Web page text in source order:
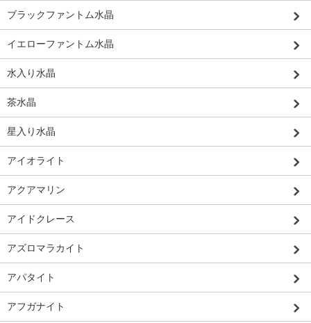
ブラックファントム水晶
イエローファントム水晶
水入り水晶
茶水晶
星入り水晶
アイオライト
アクアマリン
アイドクレース
アズロマラカイト
アパタイト
アフガナイト